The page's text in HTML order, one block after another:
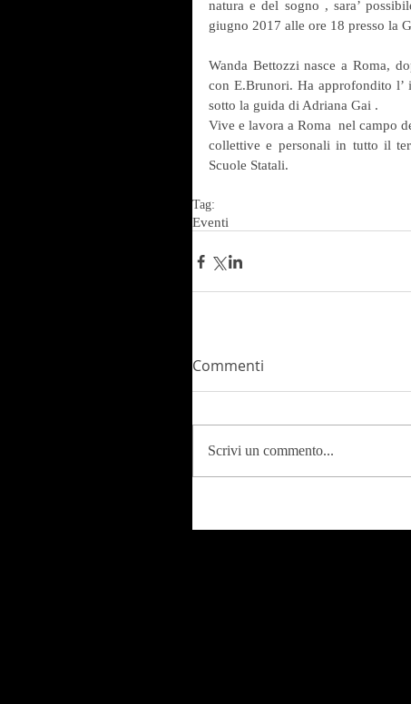
natura e del sogno , sara’
giugno 2017 alle ore 18 presso la
Wanda Bettozzi nasce a Roma,
con E.Brunori. Ha approfondito l’
sotto la guida di Adriana Gai .
Vive e lavora a Roma  nel campo
collettive e personali in tutto il
Scuole Statali.
Tag:
Eventi
Commenti
Scrivi un commento...